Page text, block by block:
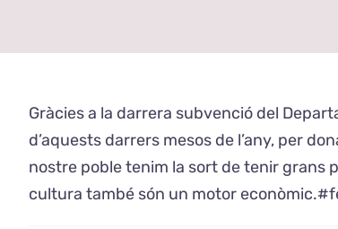
Gràcies a la darrera subvenció del
d’aquests darrers mesos de l’any, per
nostre poble tenim la sort de tenir grans
cultura també són un motor